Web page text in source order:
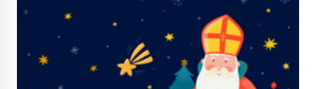
Publications
municipales
Enquêtes publiques